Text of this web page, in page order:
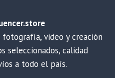
video y creación
seleccionados, calidad
a todo el país.